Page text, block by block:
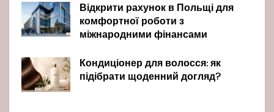
Відкрити рахунок в Польщі для
комфортної роботи з
міжнародними фінансами
Кондиціонер для волосся: як
підібрати щоденний догляд?